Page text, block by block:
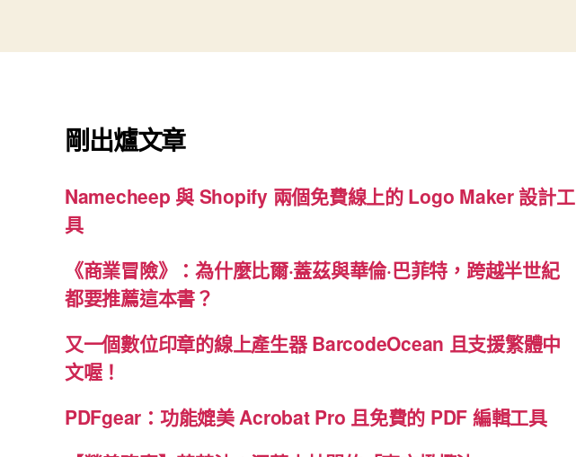
剛出爐文章
Namecheep 與 Shopify 兩個免費線上的 Logo Maker 設計工
具
《商業冒險》：為什麼比爾·蓋茲與華倫·巴菲特，跨越半世紀
都要推薦這本書？
又一個數位印章的線上產生器 BarcodeOcean 且支援繁體中
文喔！
PDFgear：功能媲美 Acrobat Pro 且免費的 PDF 編輯工具